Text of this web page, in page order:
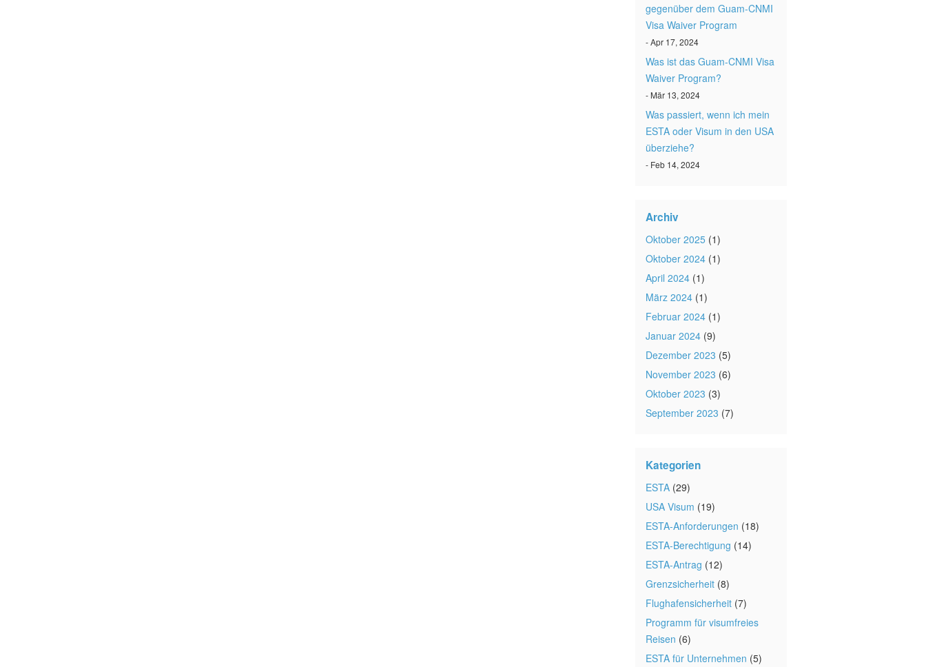
gegenüber dem Guam-CNMI
Visa Waiver Program
- Apr 17, 2024
Was ist das Guam-CNMI Visa
Waiver Program?
- Mär 13, 2024
Was passiert, wenn ich mein
ESTA oder Visum in den USA
überziehe?
- Feb 14, 2024
Archiv
Oktober 2025 (1)
Oktober 2024 (1)
April 2024 (1)
März 2024 (1)
Februar 2024 (1)
Januar 2024 (9)
Dezember 2023 (5)
November 2023 (6)
Oktober 2023 (3)
September 2023 (7)
Kategorien
ESTA (29)
USA Visum (19)
ESTA-Anforderungen (18)
ESTA-Berechtigung (14)
ESTA-Antrag (12)
Grenzsicherheit (8)
Flughafensicherheit (7)
Programm für visumfreies
Reisen (6)
ESTA für Unternehmen (5)